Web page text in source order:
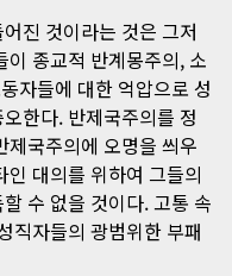
진 것이라는 것은 그저
종교적 반계몽주의, 소
자들에 대한 억압으로 성
한다. 반제국주의를 정
제국주의에 오명을 씌우
대의를 위하여 그들의
수 없을 것이다. 고통 속
직자들의 광범위한 부패